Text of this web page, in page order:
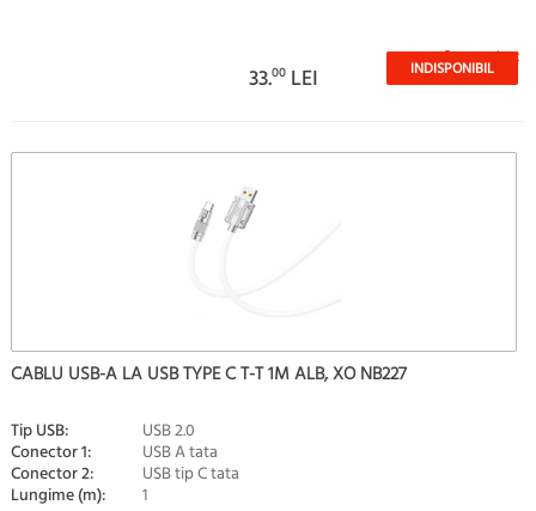
Stoc epuizat
33.00 LEI INDISPONIBIL
CABLU USB-A LA USB TYPE C T-T 1M ALB, XO NB227
Tip USB: USB 2.0
Conector 1: USB A tata
Conector 2: USB tip C tata
Lungime (m): 1